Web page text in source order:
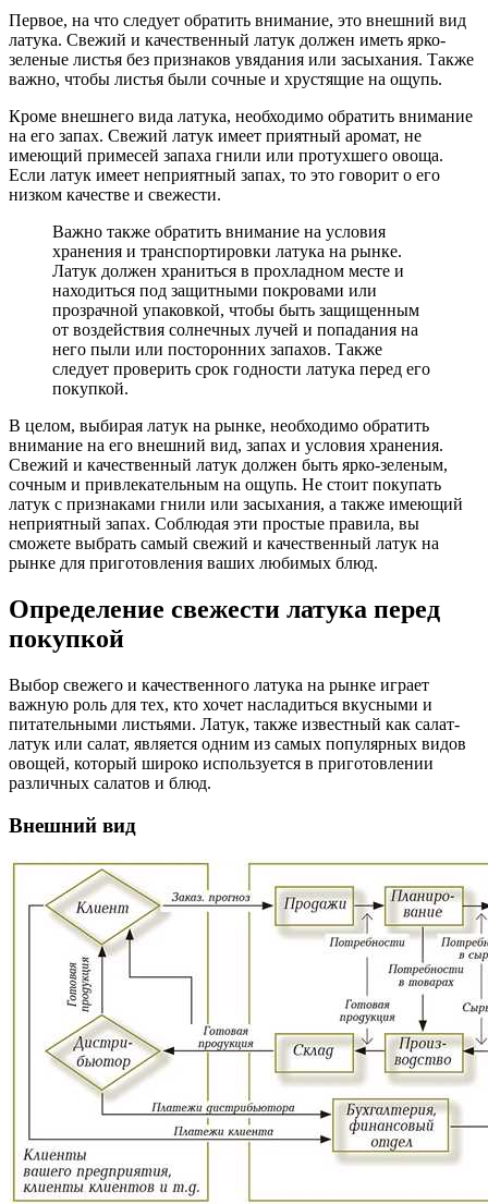
Первое, на что следует обратить внимание, это внешний вид
латука. Свежий и качественный латук должен иметь ярко-
зеленые листья без признаков увядания или засыхания. Также
важно, чтобы листья были сочные и хрустящие на ощупь.
Кроме внешнего вида латука, необходимо обратить внимание
на его запах. Свежий латук имеет приятный аромат, не
имеющий примесей запаха гнили или протухшего овоща.
Если латук имеет неприятный запах, то это говорит о его
низком качестве и свежести.
Важно также обратить внимание на условия
хранения и транспортировки латука на рынке.
Латук должен храниться в прохладном месте и
находиться под защитными покровами или
прозрачной упаковкой, чтобы быть защищенным
от воздействия солнечных лучей и попадания на
него пыли или посторонних запахов. Также
следует проверить срок годности латука перед его
покупкой.
В целом, выбирая латук на рынке, необходимо обратить
внимание на его внешний вид, запах и условия хранения.
Свежий и качественный латук должен быть ярко-зеленым,
сочным и привлекательным на ощупь. Не стоит покупать
латук с признаками гнили или засыхания, а также имеющий
неприятный запах. Соблюдая эти простые правила, вы
сможете выбрать самый свежий и качественный латук на
рынке для приготовления ваших любимых блюд.
Определение свежести латука перед
покупкой
Выбор свежего и качественного латука на рынке играет
важную роль для тех, кто хочет насладиться вкусными и
питательными листьями. Латук, также известный как салат-
латук или салат, является одним из самых популярных видов
овощей, который широко используется в приготовлении
различных салатов и блюд.
Внешний вид